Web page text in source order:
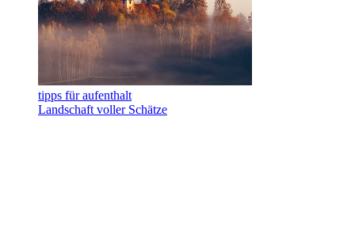
tipps für aufenthalt
Landschaft voller Schätze